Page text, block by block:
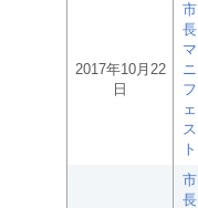
2017年10月22
日
市
長
マ
ニ
フ
ェ
ス
ト
市
長